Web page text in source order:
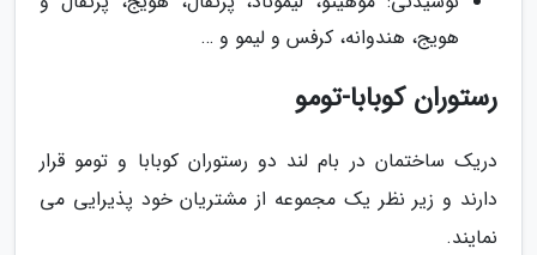
هویج، هندوانه، کرفس و لیمو و …
رستوران کوبابا-تومو
دریک ساختمان در بام لند دو رستوران کوبابا و تومو قرار
دارند و زیر نظر یک مجموعه از مشتریان خود پذیرایی می
نمایند.